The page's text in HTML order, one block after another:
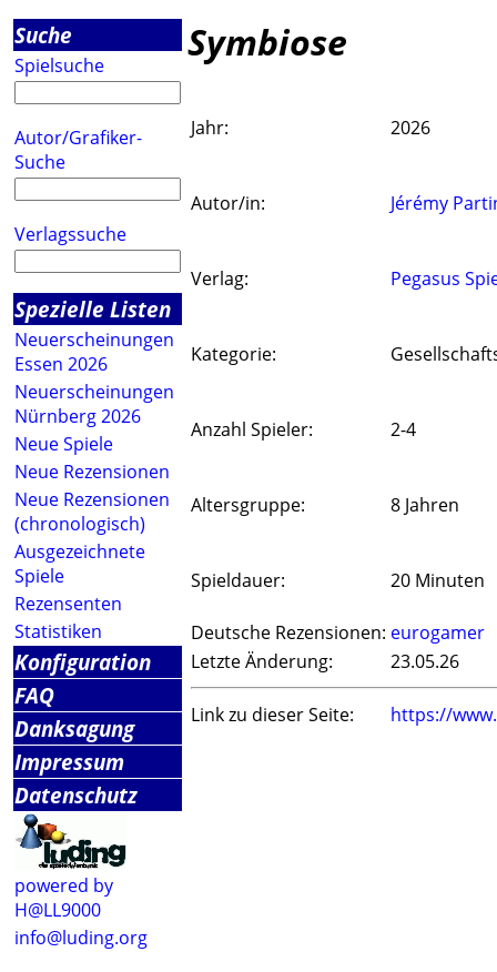
Suche
Spielsuche
Autor/Grafiker-
Suche
Verlagssuche
Spezielle Listen
Neuerscheinungen
Essen 2026
Neuerscheinungen
Nürnberg 2026
Neue Spiele
Neue Rezensionen
Neue Rezensionen
(chronologisch)
Ausgezeichnete
Spiele
Rezensenten
Statistiken
Konfiguration
FAQ
Danksagung
Impressum
Datenschutz
powered by
H@LL9000
info@luding.org
Symbiose
Jahr: 2026
Autor/in: Jérémy
Verlag: Pegasus
Kategorie:
Anzahl Spieler: 2-4
Altersgruppe: 8 Jahren
Spieldauer: 20 Minuten
Deutsche Rezensionen: eurogamer
Letzte Änderung:
23.05.26
Link zu dieser Seite: https://